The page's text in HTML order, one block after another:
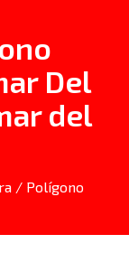
Del
del
/ Polígono